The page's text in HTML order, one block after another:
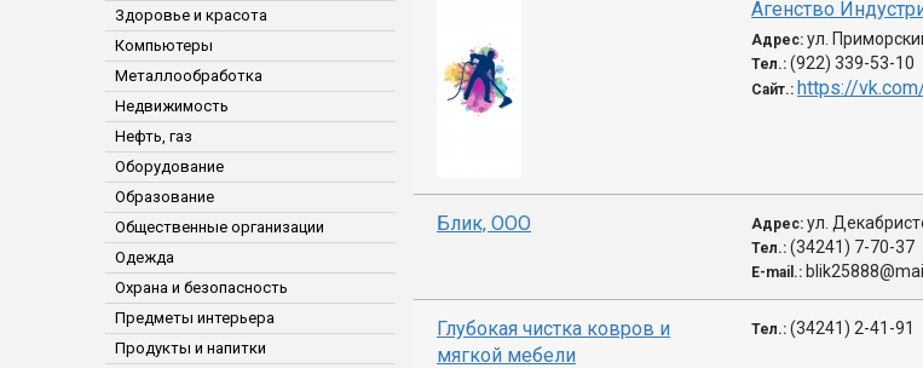
Здоровье и красота
Компьютеры
Металлообработка
Недвижимость
Нефть, газ
Оборудование
Образование
Общественные организации
Одежда
Охрана и безопасность
Предметы интерьера
Продукты и напитки
Агенство
Адрес: ул.
Тел.: (922) 339-53-10
Сайт.: https://
Блик, ООО Адрес: ул.
Тел.: (34241) 7-70-37
E-mail.:
Глубокая чистка ковров и
мягкой мебели
Тел.: (34241) 2-41-91